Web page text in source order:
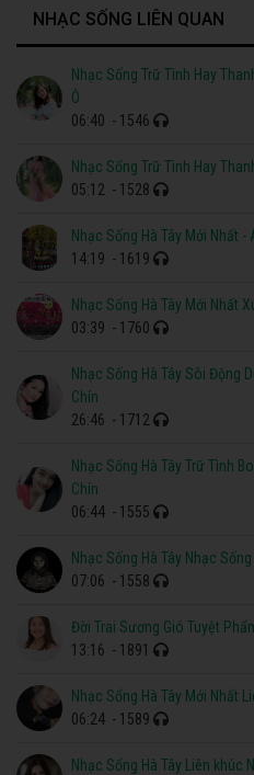
NHẠC SỐNG LIÊN QUAN
Nhạc Sống Trữ Tình Hay
Ô
06:40 - 1546
Nhạc Sống Trữ Tình Hay
05:12 - 1528
Nhạc Sống Hà Tây Mới Nhất
14:19 - 1619
Nhạc Sống Hà Tây Mới Nhất
03:39 - 1760
Nhạc Sống Hà Tây Sôi Động
Chín
26:46 - 1712
Nhạc Sống Hà Tây Trữ Tình
Chín
06:44 - 1555
Nhạc Sống Hà Tây Nhạc
07:06 - 1558
Đời Trai Sương Gió Tuyệt
13:16 - 1891
Nhạc Sống Hà Tây Mới Nhất
06:24 - 1589
Nhạc Sống Hà Tây Liên khúc